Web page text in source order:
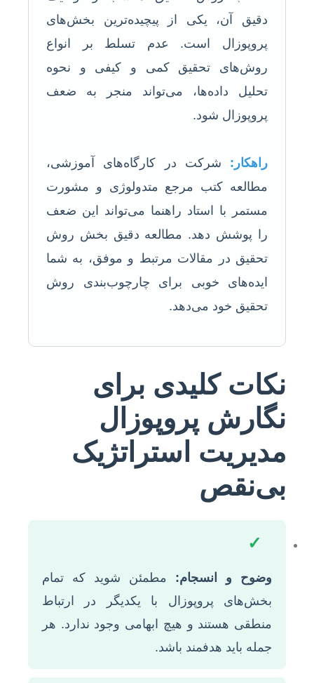
دقیق آن، یکی از پیچیده‌ترین بخش‌های
پروپوزال است. عدم تسلط بر انواع
روش‌های تحقیق کمی و کیفی و نحوه
تحلیل داده‌ها، می‌تواند منجر به ضعف
پروپوزال شود.
راهکار: شرکت در کارگاه‌های آموزشی،
مطالعه کتب مرجع متدولوژی و مشورت
مستمر با استاد راهنما می‌تواند این ضعف
را پوشش دهد. مطالعه دقیق بخش روش
تحقیق در مقالات مرتبط و موفق، به شما
ایده‌های خوبی برای چارچوب‌بندی روش
تحقیق خود می‌دهد.
نکات کلیدی برای
نگارش پروپوزال
مدیریت استراتژیک
بی‌نقص
✓
وضوح و انسجام: مطمئن شوید که تمام
بخش‌های پروپوزال با یکدیگر در ارتباط
منطقی هستند و هیچ ابهامی وجود ندارد. هر
جمله باید هدفمند باشد.